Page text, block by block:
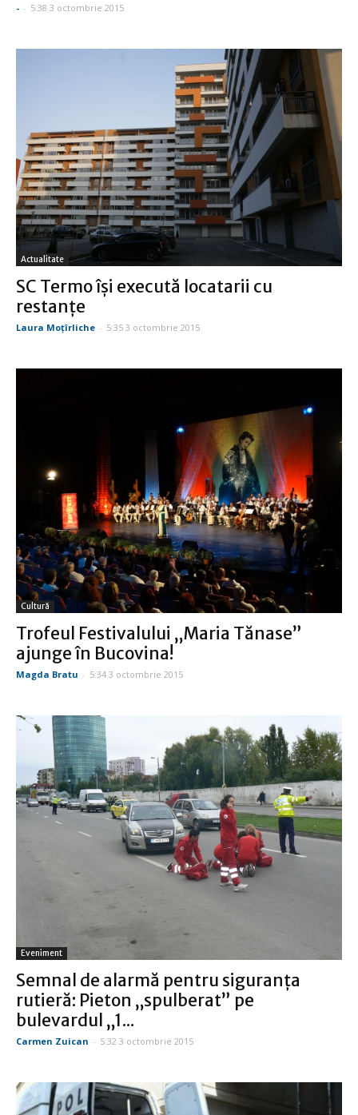
- - 5:38 3 octombrie 2015
Actualitate
SC Termo își execută locatarii cu
restanțe
Laura Moţîrliche - 5:35 3 octombrie 2015
Cultură
Trofeul Festivalului „Maria Tănase”
ajunge în Bucovina!
Magda Bratu - 5:34 3 octombrie 2015
Eveniment
Semnal de alarmă pentru siguranţa
rutieră: Pieton „spulberat” pe
bulevardul „1...
Carmen Zuican - 5:32 3 octombrie 2015